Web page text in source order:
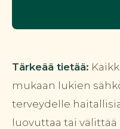
Tärkeää tietää:
mukaan lukien
terveydelle
luovuttaa tai välittää